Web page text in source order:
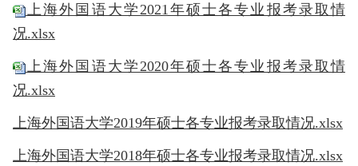
上海外国语大学2021年硕士各专业报考录取情
况.xlsx
上海外国语大学2020年硕士各专业报考录取情
况.xlsx
上海外国语大学2019年硕士各专业报考录取情况.xlsx
上海外国语大学2018年硕士各专业报考录取情况.xlsx